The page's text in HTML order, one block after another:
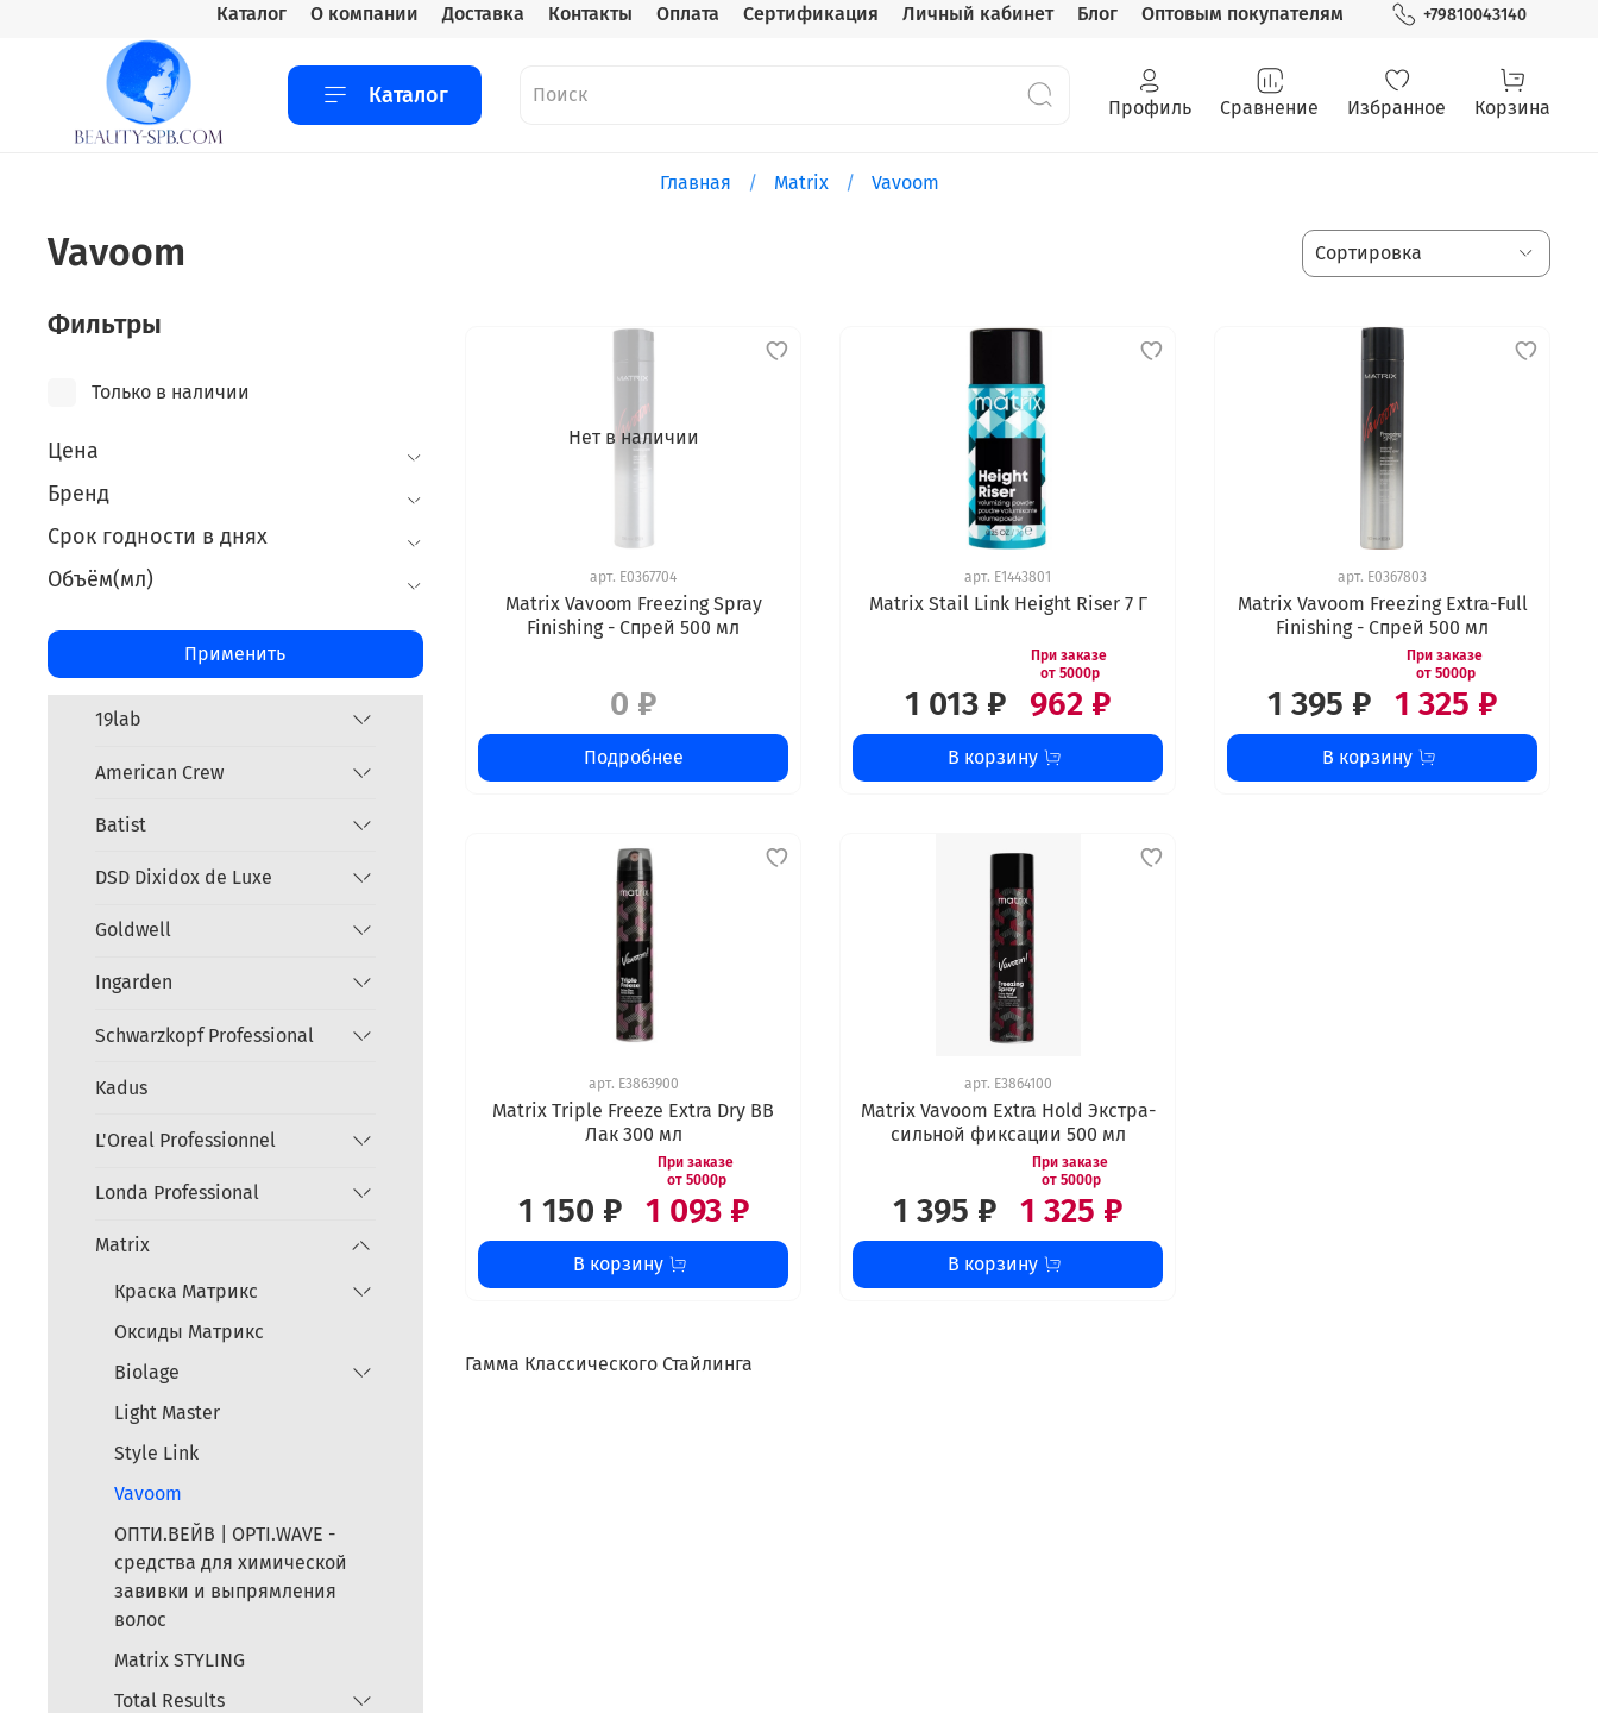
Каталог О компании Доставка Контакты Оплата Сертификация Личный кабинет Блог Оптовым покупателям +79810043140
Каталог Профиль Сравнение Избранное Корзина
Главная Matrix Vavoom
Vavoom
Нет в наличии
арт. E0367704
Matrix Vavoom Freezing Spray
Finishing - Спрей 500 мл
0 ₽
Подробнее
арт. E1443801
Matrix Stail Link Height Riser 7 Г
1 013 ₽ 962 ₽
В корзину
арт. E0367803
Matrix Vavoom Freezing Extra-Full
Finishing - Спрей 500 мл
1 395 ₽ 1 325 ₽
В корзину
арт. E3863900
Matrix Triple Freeze Extra Dry ВВ
Лак 300 мл
1 150 ₽ 1 093 ₽
В корзину
арт. E3864100
Matrix Vavoom Extra Hold Экстра-
сильной фиксации 500 мл
1 395 ₽ 1 325 ₽
В корзину
Гамма Классического Стайлинга
Фильтры
Только в наличии
Цена
Бренд
Срок годности в днях
Объём(мл)
Применить
19lab
American Crew
Batist
DSD Dixidox de Luxe
Goldwell
Ingarden
Schwarzkopf Professional
Kadus
L'Oreal Professionnel
Londa Professional
Matrix
Краска Матрикс
Оксиды Матрикс
Biolage
Light Master
Style Link
Vavoom
ОПТИ.ВЕЙВ | OPTI.WAVE -
средства для химической
завивки и выпрямления
волос
Matrix STYLING
Total Results